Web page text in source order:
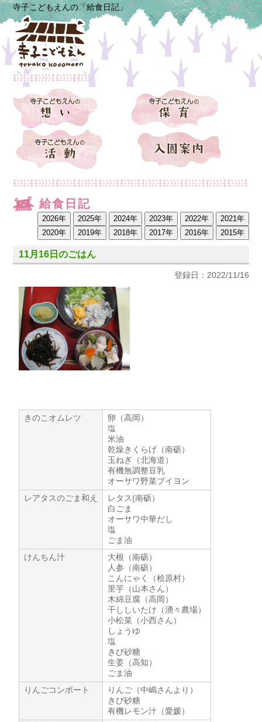
寺子こどもえんの「給食日記」
給食日記
11月16日のごはん
登録日：2022/11/16
きのこオムレツ
卵（高岡）
塩
米油
乾燥きくらげ（南砺）
玉ねぎ（北海道）
有機無調整豆乳
オーサワ野菜ブイヨン
レアタスのごま和え
レタス(南砺）
白ごま
オーサワ中華だし
塩
ごま油
けんちん汁
大根（南砺）
人参（南砺）
こんにゃく（桧原村）
里芋（山本さん）
木綿豆腐（高岡）
干ししいたけ（湧々農場）
小松菜（小西さん）
しょうゆ
塩
きび砂糖
生姜（高知）
ごま油
りんごコンポート
りんご（中嶋さんより）
きび砂糖
有機レモン汁（愛媛）